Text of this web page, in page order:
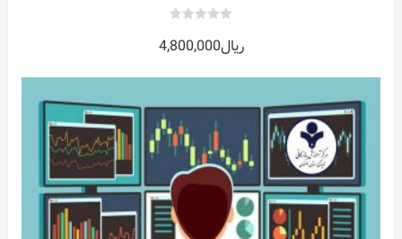
out
of
ریال4,800,000